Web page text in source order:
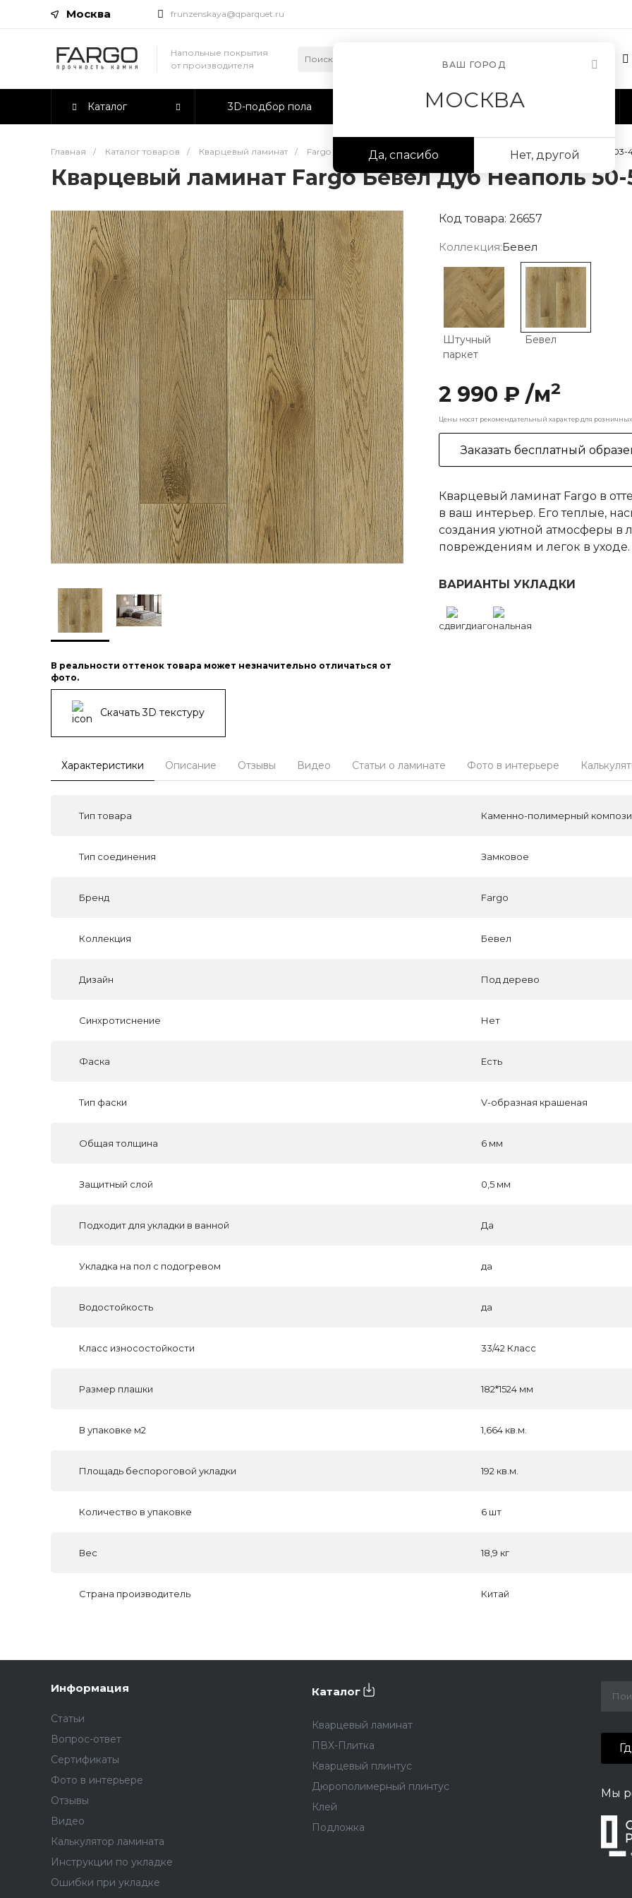
Москва
ВАШ ГОРОД
МОСКВА
Да, спасибо Нет, другой
frunzenskaya@qparquet.ru
Напольные покрытия
от производителя
Каталог 3D-подбор пола Сотрудничество Информация
Главная / Каталог товаров / Кварцевый ламинат / Fargo Бевел / Кварцевый ламинат Fargo Бевел Дуб Неаполь 50-5003-
Кварцевый ламинат Fargo Бевел Дуб Неаполь
В реальности оттенок товара может незначительно отличаться от
фото.
Скачать 3D текстуру
Код товара: 26657
Коллекция:Бевел
Штучный
паркет
Бевел
2 990 ₽ /м2
Цены носят рекомендательный характер для розничных
Заказать бесплатный
Кварцевый ламинат Fargo в
в ваш интерьер. Его теплые,
создания уютной атмосферы
повреждениям и легок в уходе.
ВАРИАНТЫ УКЛАДКИ
сдвигдиагональная
Характеристики Описание Отзывы Видео Статьи о ламинате Фото в интерьере
Тип товара Каменно-полимерный
Тип соединения Замковое
Бренд Fargo
Коллекция Бевел
Дизайн Под дерево
Синхротиснение Нет
Фаска Есть
Тип фаски V-образная крашеная
Общая толщина 6 мм
Защитный слой 0,5 мм
Подходит для укладки в ванной Да
Укладка на пол c подогревом да
Водостойкость да
Класс износостойкости 33/42 Класс
Размер плашки 182*1524 мм
В упаковке м2 1,664 кв.м.
Площадь беспороговой укладки 192 кв.м.
Количество в упаковке 6 шт
Вес 18,9 кг
Страна производитель Китай
Информация
Статьи
Вопрос-ответ
Сертификаты
Фото в интерьере
Отзывы
Видео
Калькулятор ламината
Инструкции по укладке
Ошибки при укладке
Каталог
Кварцевый ламинат
ПВХ-Плитка
Кварцевый плинтус
Дюрополимерный плинтус
Клей
Подложка
Мы